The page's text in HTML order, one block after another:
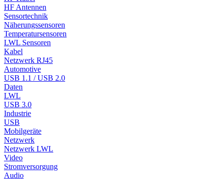
HF Antennen
Sensortechnik
Näherungssensoren
Temperatursensoren
LWL Sensoren
Kabel
Netzwerk RJ45
Automotive
USB 1.1 / USB 2.0
Daten
LWL
USB 3.0
Industrie
USB
Mobilgeräte
Netzwerk
Netzwerk LWL
Video
Stromversorgung
Audio